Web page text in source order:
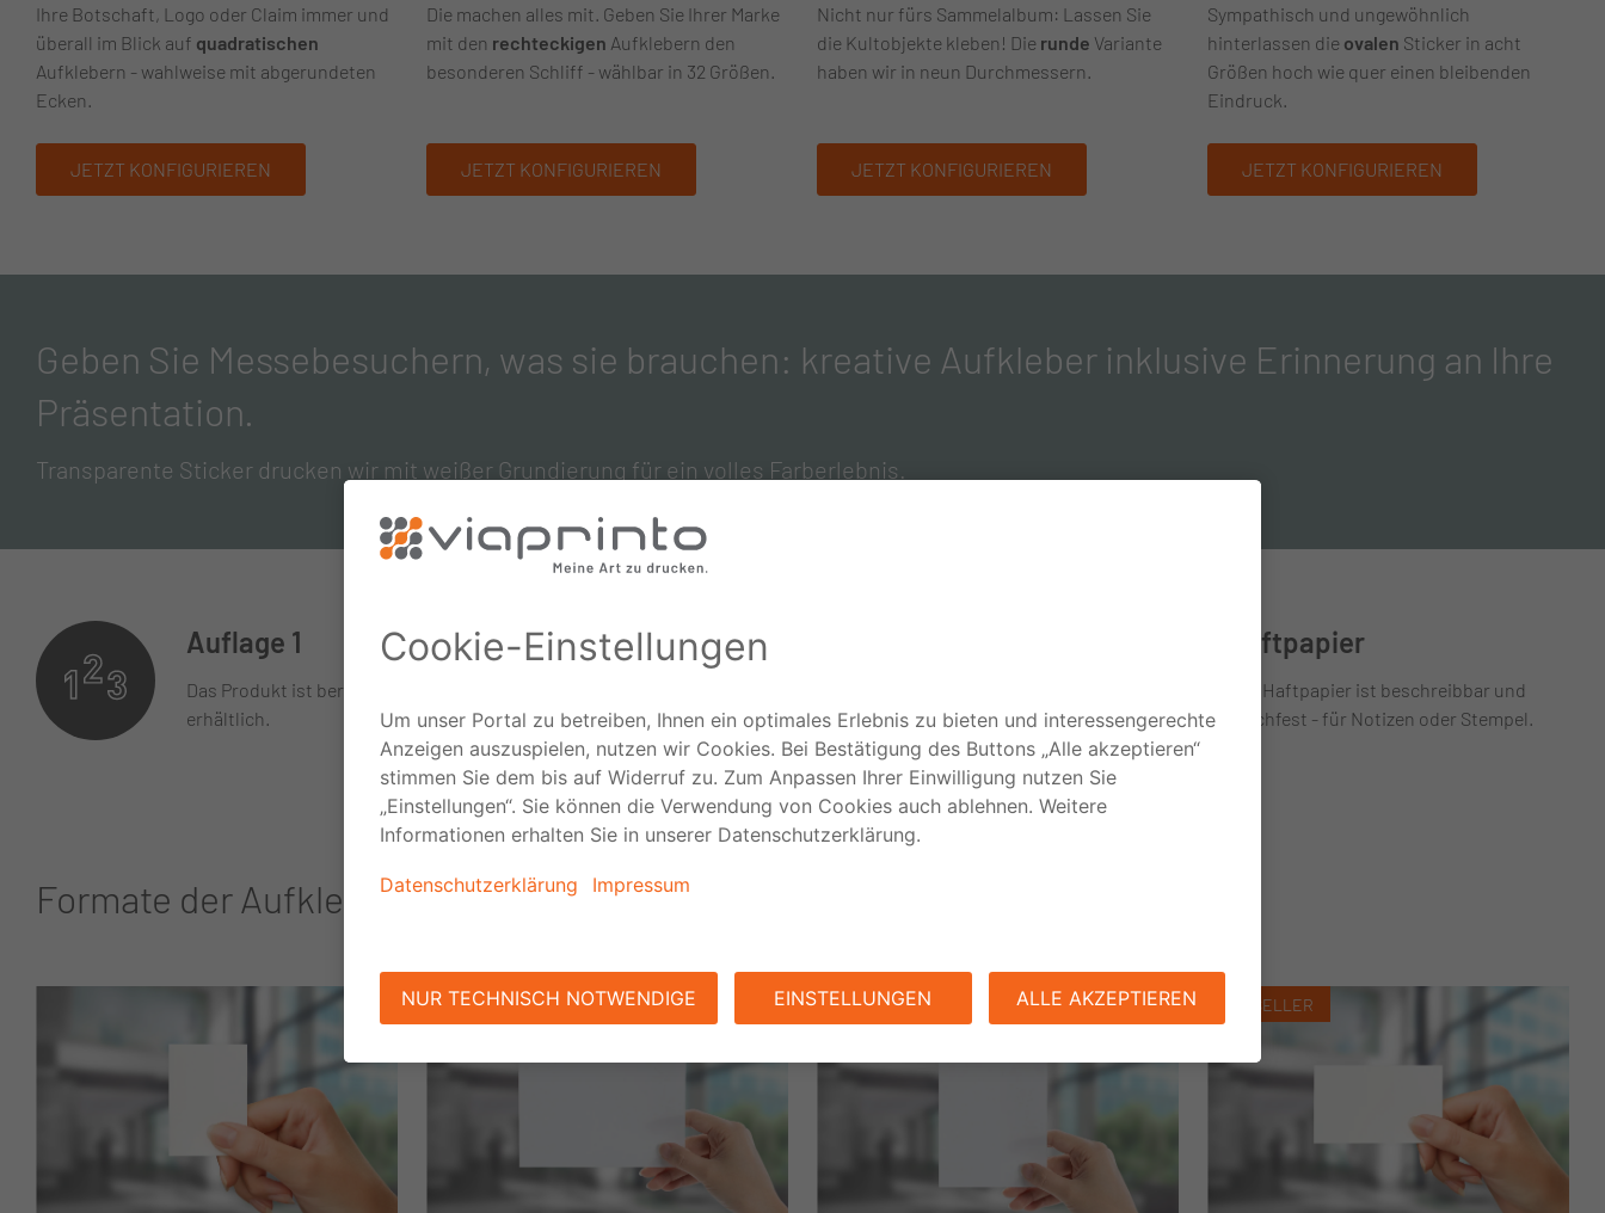
Ihre Botschaft, Logo oder Claim immer und
überall im Blick auf quadratischen
Aufklebern - wahlweise mit abgerundeten
Ecken.
JETZT KONFIGURIEREN
Die machen alles mit. Geben Sie Ihrer Marke
mit den rechteckigen Aufklebern den
besonderen Schliff - wählbar in 32 Größen.
JETZT KONFIGURIEREN
Nicht nur fürs Sammelalbum: Lassen Sie
die Kultobjekte kleben! Die runde Variante
haben wir in neun Durchmessern.
JETZT KONFIGURIEREN
Sympathisch und ungewöhnlich
hinterlassen die ovalen Sticker in acht
Größen hoch wie quer einen bleibenden
Eindruck.
JETZT KONFIGURIEREN
Geben Sie Messebesuchern, was sie brauchen: kreative Aufkleber inklusive Erinnerung an Ihre
Präsentation.
Transparente Sticker drucken wir mit weißer Grundierung für ein volles Farberlebnis.
Auflage 1
Das Produkt ist bereits ab Auflage 1
erhältlich.
Freie Formate
Druckprojekts ganz individuell.
Haftpapier
Das Haftpapier ist beschreibbar und
wischfest - für Notizen oder Stempel.
Formate der Aufkleber rechteckig
TOPSELLER